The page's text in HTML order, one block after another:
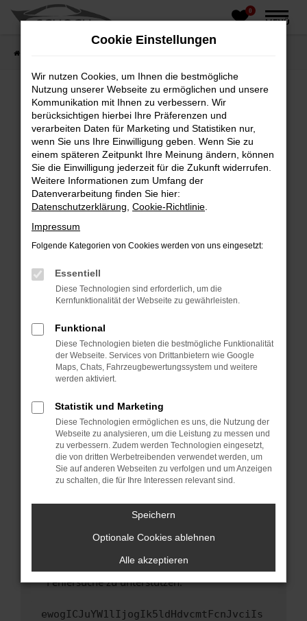
Zum
0
MENÜ
Fehler: Network Error
Beim Laden ist ein Fehler aufgetreten.
Hier sind ein paar Tipps, die dir helfen können:
Überprüfe deine Firewall und deine
Internetverbindung.
Laden andere Webseiten, zum Beispiel deine
Suchmaschine?
Prüfe deine Browsererweiterungen.
können das Laden bestimmter Seiten
verhindern. Funktioniert die Seite in einem
Fenster?
Starte dein Gerät neu.
Das kann manchmal helfen, vorübergehende
Probleme zu beheben.
Betriebssystem auf dem neuesten Stand
sind.
Veraltete Software birgt nicht nur ein
Sicherheitsrisiko, sondern kann auch dazu
führen, dass bestimmte Funktionen nicht mehr
unterstützt werden.
Wende dich an den Webseitenbetreiber.
Wenn du alle oben genannten Schritte versucht
hast, kontaktiere uns bitte. Wir werden
uns diesen Text schicken, um uns bei der
Fehlersuche zu unterstützen:
ewogICJuYW1lIjogIk5ldHdvcmtFcnJvciIs
Cookie Einstellungen
Wir nutzen Cookies, um Ihnen die bestmögliche
Nutzung unserer Webseite zu ermöglichen und unsere
Kommunikation mit Ihnen zu verbessern. Wir
berücksichtigen hierbei Ihre Präferenzen und
verarbeiten Daten für Marketing und Statistiken nur,
wenn Sie uns Ihre Einwilligung geben. Wenn Sie zu
einem späteren Zeitpunkt Ihre Meinung ändern, können
Sie die Einwilligung jederzeit für die Zukunft widerrufen.
Weitere Informationen zum Umfang der
Datenverarbeitung finden Sie hier:
Datenschutzerklärung Cookie-Richtlinie
Impressum
Folgende Kategorien von Cookies werden von uns eingesetzt:
Essentiell
Diese Technologien sind erforderlich, um die
Kernfunktionalität der Webseite zu gewährleisten.
Funktional
Diese Technologien bieten die bestmögliche Funktionalität
der Webseite. Services von Drittanbietern wie Google
Maps, Chats, Fahrzeugbewertungssystem und weitere
werden aktiviert.
Statistik und Marketing
Diese Technologien ermöglichen es uns, die Nutzung der
Webseite zu analysieren, um die Leistung zu messen und
zu verbessern. Zudem werden Technologien eingesetzt,
die von dritten Werbetreibenden verwendet werden, um
Sie auf anderen Webseiten zu verfolgen und um Anzeigen
zu schalten, die für Ihre Interessen relevant sind.
Speichern
Optionale Cookies ablehnen
Alle akzeptieren